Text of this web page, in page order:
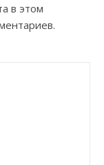
в этом